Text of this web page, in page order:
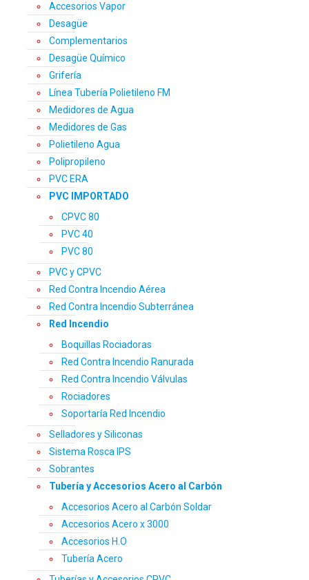
Accesorios Vapor
Desagüe
Complementarios
Desagüe Químico
Grifería
Línea Tubería Polietileno FM
Medidores de Agua
Medidores de Gas
Polietileno Agua
Polipropileno
PVC ERA
PVC IMPORTADO
CPVC 80
PVC 40
PVC 80
PVC y CPVC
Red Contra Incendio Aérea
Red Contra Incendio Subterránea
Red Incendio
Boquillas Rociadoras
Red Contra Incendio Ranurada
Red Contra Incendio Válvulas
Rociadores
Soportaría Red Incendio
Selladores y Siliconas
Sistema Rosca IPS
Sobrantes
Tubería y Accesorios Acero al Carbón
Accesorios Acero al Carbón Soldar
Accesorios Acero x 3000
Accesorios H.O
Tubería Acero